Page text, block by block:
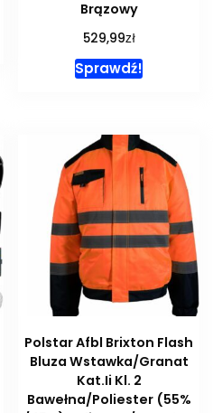
Brązowy
529,99zł
Sprawdź!
Polstar Afbl Brixton Flash
Bluza Wstawka/Granat
Kat.Ii Kl. 2
Bawełna/Poliester (55%